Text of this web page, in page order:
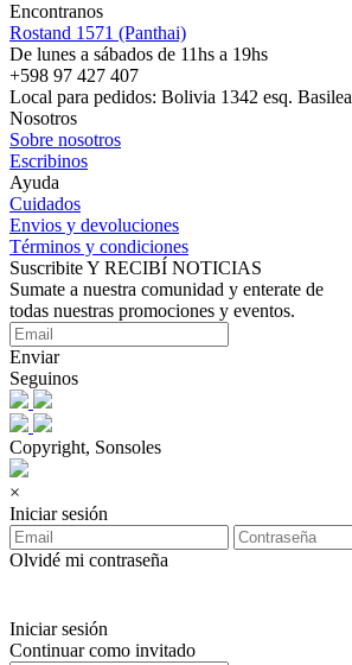
Encontranos
Rostand 1571 (Panthai)
De lunes a sábados de 11hs a 19hs
+598 97 427 407
Local para pedidos: Bolivia 1342 esq. Basilea
Nosotros
Sobre nosotros
Escribinos
Ayuda
Cuidados
Envios y devoluciones
Términos y condiciones
Suscribite Y RECIBÍ NOTICIAS
Sumate a nuestra comunidad y enterate de
todas nuestras promociones y eventos.
Enviar
Seguinos
Copyright, Sonsoles
×
Iniciar sesión
Olvidé mi contraseña
Iniciar sesión
Continuar como invitado